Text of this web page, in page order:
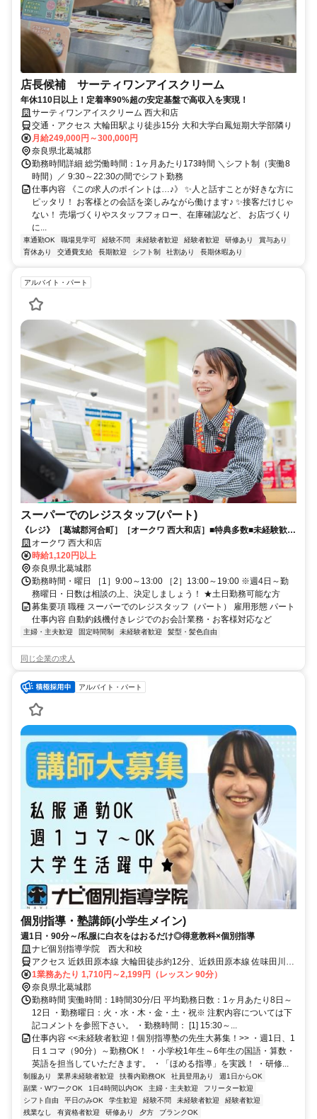
店長候補 サーティワンアイスクリーム
年休110日以上！定着率90%超の安定基盤で高収入を実現！
サーティワンアイスクリーム 西大和店
交通・アクセス 大輪田駅より徒歩15分 大和大学白鳳短期大学部隣り
月給249,000円～300,000円
奈良県北葛城郡
勤務時間詳細 総労働時間：1ヶ月あたり173時間 ＼シフト制（実働8
時間）／ 9:30～22:30の間でシフト勤務
仕事内容 《この求人のポイントは…♪》 ✨人と話すことが好きな方に
ピッタリ！ お客様との会話を楽しみながら働けます♪ ✨接客だけじゃ
ない！ 売場づくりやスタッフフォロー、在庫確認など、 お店づくり
に...
車通勤OK 職場見学可 経験不問 未経験者歓迎 経験者歓迎 研修あり
賞与あり
育休あり
交通費支給 長期歓迎 シフト制 社割あり 長期休暇あり
アルバイト・パート
スーパーでのレジスタッフ(パート)
《レジ》［葛城郡河合町］［オークワ 西大和店］■特典多数■未経験歓迎
■年齢幅広く歓迎します！
オークワ 西大和店
時給1,120円以上
奈良県北葛城郡
勤務時間・曜日 ［1］9:00～13:00 ［2］13:00～19:00 ※週4日～勤
務曜日・日数は相談の上、決定しましょう！ ★土日勤務可能な方
募集要項 職種 スーパーでのレジスタッフ（パート） 雇用形態 パート
仕事内容 自動釣銭機付きレジでのお会計業務・お客様対応など
主婦・主夫歓迎 固定時間制 未経験者歓迎 髪型・髪色自由
同じ企業の求人
アルバイト・パート
個別指導・塾講師(小学生メイン)
週1日・90分～/私服に白衣をはおるだけ◎得意教科×個別指導
ナビ個別指導学院 西大和校
アクセス 近鉄田原本線 大輪田徒歩約12分、近鉄田原本線 佐味田川徒
歩約20分、ＪＲ和歌山線 畠田徒歩約23分 大輪田駅より徒歩12分
1業務あたり 1,710円～2,199円（レッスン 90分）
奈良県北葛城郡
勤務時間 実働時間：1時間30分/日 平均勤務日数：1ヶ月あたり8日～
12日 ・勤務曜日：火・水・木・金・土・祝※ 注釈内容については下
記コメントを参照下さい。 ・勤務時間： [1] 15:30～...
仕事内容 <<未経験者歓迎！個別指導塾の先生大募集！>> ・週1日、1
日１コマ（90分）～勤務OK！ ・小学校1年生～6年生の国語・算数・
英語を担当していただきます。 ・「ほめる指導」を実践！ ・研修...
制服あり 業界未経験者歓迎 扶養内勤務OK 社員登用あり
週1日からOK
副業・WワークOK
1日4時間以内OK 主婦・主夫歓迎
フリーター歓迎
シフト自由
平日のみOK 学生歓迎 経験不問 未経験者歓迎
経験者歓迎
残業なし
有資格者歓迎 研修あり 夕方 ブランクOK